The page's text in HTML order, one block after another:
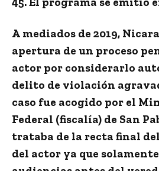
A mediados de 2019,
apertura de un proceso
actor por considerarlo
delito de violación
caso fue acogido por el
Federal (fiscalía) de San
trataba de la recta final
del actor ya que